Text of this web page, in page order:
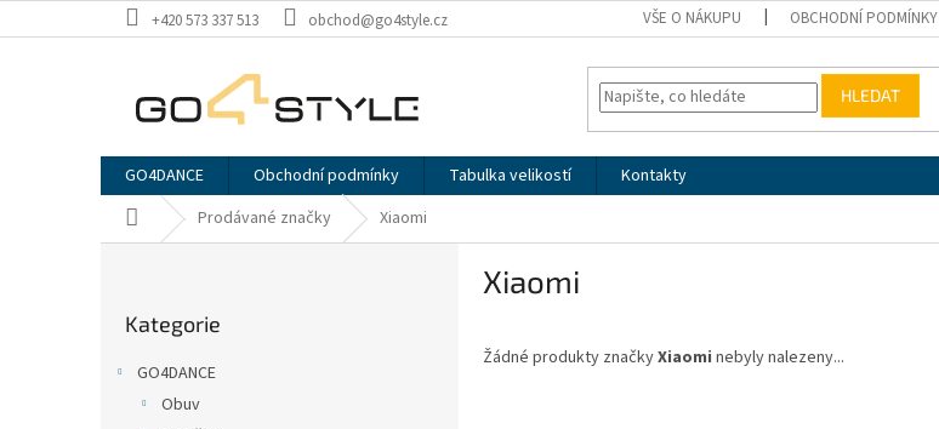
na
+420 573 337 513 obchod@go4style.cz VŠE O NÁKUPU OBCHODNÍ PODMÍNKY
HLEDAT
GO4DANCE Obchodní podmínky Tabulka velikostí
Kontakty
Domů Prodávané značky Xiaomi
kategorie
Kategorie
GO4DANCE
Obuv
Xiaomi
Žádné produkty značkyXiaomi nebyly nalezeny...